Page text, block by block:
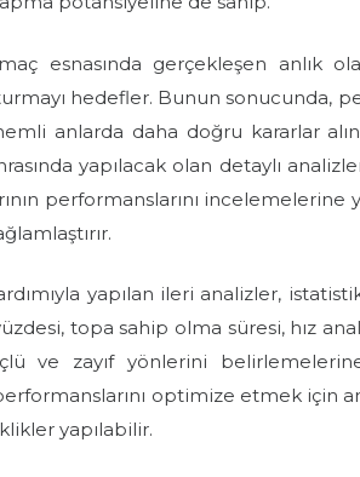
esnasında gerçekleşen anlık
hedefler. Bunun sonucunda,
anlarda daha doğru kararlar
yapılacak olan detaylı
performanslarını incelemelerine
yapılan ileri analizler,
topa sahip olma süresi, hız
ve zayıf yönlerini
optimize etmek için
yapılabilir.